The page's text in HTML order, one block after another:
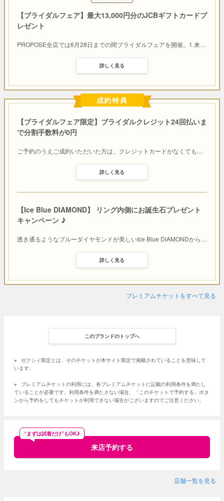
【ブライダルフェア】最大13,000円分のJCBギフトカードプ
レゼント
PROPOSE全店では6月28日までの間ブライダルフェアを開催。1.来…
詳しく見る
成約特典
【ブライダルフェア限定】ブライダルクレジット24回払いま
で分割手数料が0円
ご予約のうえご成約いただいた方は、クレジットカードがなくても…
詳しく見る
【Ice Blue DIAMOND】 リング内側にお誕生石プレゼント
キャンペーン ♪
透き通るようなブルーダイヤモンドが美しいIce Blue DIAMONDから…
詳しく見る
プレミアムチケットをすべて見る
このブランドのトップへ
※ ゼクシィ限定とは、そのチケットが本サイト限定で掲載されていることを意味して
います。
※
プレミアムチケットの利用には、各プレミアムチケットに記載の利用条件を満たし
ていることが必要です。利用条件を満たさない場合、「このチケットで予約する」ボタ
ンから予約をしてもチケットが利用できない場合がございますのでご注意ください。
来店予約する
“まずは試着だけ”もOK♪
店舗一覧を見る